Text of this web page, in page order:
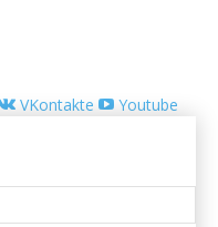
VKontakte Youtube